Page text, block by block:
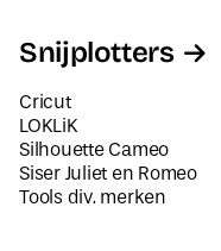
Snijplotters
Cricut
LOKLiK
Silhouette Cameo
Siser Juliet en Romeo
Tools div. merken